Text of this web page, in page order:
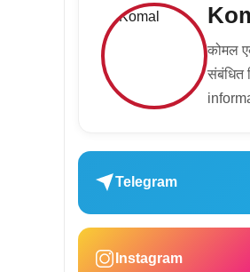
कोमल
संबंधित
Telegram
Instagram